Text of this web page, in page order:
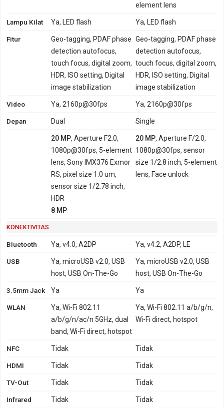
element lens
Lampu Kilat Ya, LED flash Ya, LED flash
Fitur
Geo-tagging, PDAF phase
detection autofocus,
touch focus, digital zoom,
HDR, ISO setting, Digital
image stabilization
Geo-tagging, PDAF phase
detection autofocus,
touch focus, digital zoom,
HDR, ISO setting, Digital
image stabilization
Video Ya, 2160p@30fps Ya, 2160p@30fps
Depan Dual Single
20 MP, Aperture F2.0,
1080p@30fps, 5-element
lens, Sony IMX376 Exmor
RS, pixel size 1.0 um,
sensor size 1/2.78 inch,
HDR
8 MP
20 MP, Aperture F/2.0,
1080p@30fps, sensor
size 1/2.8 inch, 5-element
lens, Face unlock
KONEKTIVITAS
Bluetooth Ya, v4.0, A2DP Ya, v4.2, A2DP, LE
USB
Ya, microUSB v2.0, USB
host, USB On-The-Go
Ya, microUSB v2.0, USB
host, USB On-The-Go
3.5mm Jack Ya Ya
WLAN
Ya, Wi-Fi 802.11
a/b/g/n/ac/n 5GHz, dual
band, Wi-Fi direct, hotspot
Ya, Wi-Fi 802.11 a/b/g/n,
Wi-Fi direct, hotspot
NFC Tidak Tidak
HDMI Tidak Tidak
TV-Out Tidak Tidak
Infrared Tidak Tidak